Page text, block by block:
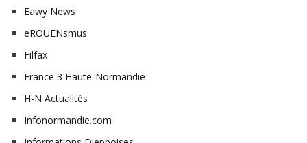
Eawy News
eROUENsmus
Filfax
France 3 Haute-Normandie
H-N Actualités
Infonormandie.com